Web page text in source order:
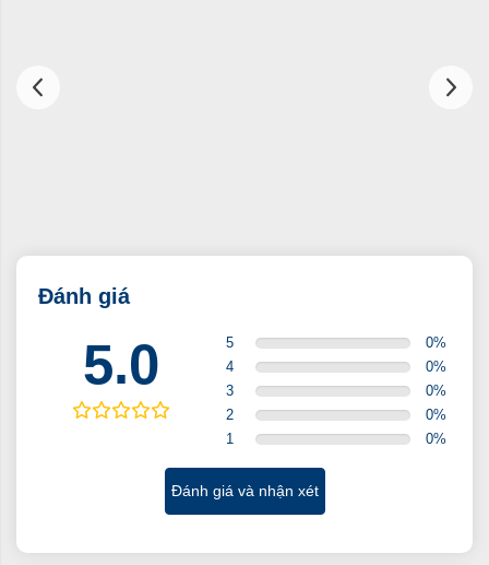
Đánh giá
5.0 5 0%
4
0%
3
0%
2
0%
1
0%
Đánh giá và nhận xét